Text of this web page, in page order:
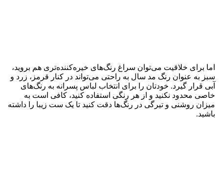
اما برای خلاقیت می‌توان سراغ رنگ‌های خیره‌کننده‌تری هم بروید،
سبز به عنوان رنگ مد سال به راحتی می‌تواند در کنار قرمز، زرد و
آبی قرار گیرد. خودتان را برای انتخاب لباس پسرانه به رنگ‌های
خاصی محدود نکنید و از هر رنگی استفاده کنید، کافی است به
میزان روشنی و تیرگی در رنگ‌ها دقت کنید تا یک ست زیبا را داشته
باشید.